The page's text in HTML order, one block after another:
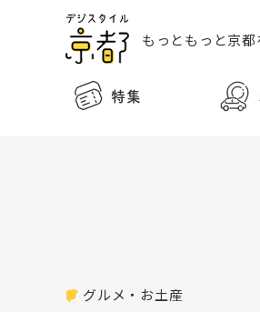
もっともっと京都
特集
グルメ・お土産